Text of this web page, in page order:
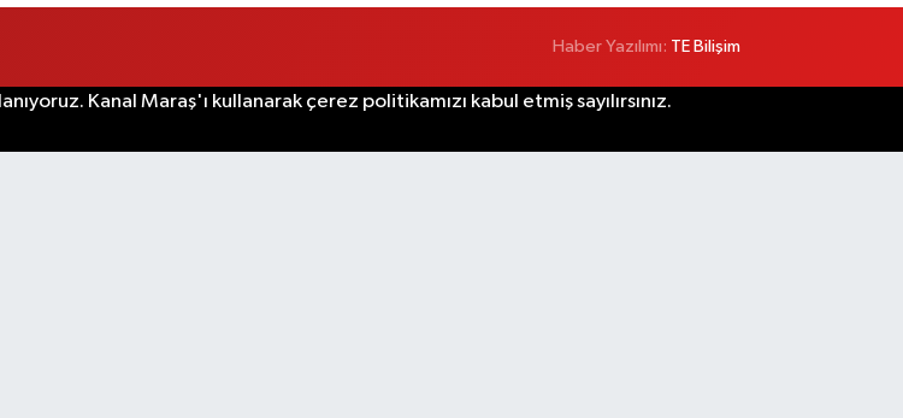
Haber Yazılımı: TE Bilişim
Kanal Maraş'ı kullanarak çerez politikamızı kabul etmiş sayılırsınız.